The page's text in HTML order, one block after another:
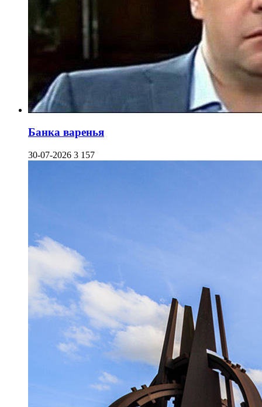
Банка варенья
30-07-2026 3 157